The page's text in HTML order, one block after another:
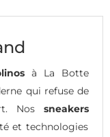
à La Botte
qui refuse de
Nos sneakers
et technologies